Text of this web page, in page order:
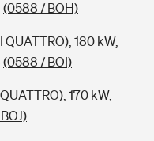
(0588 / BOH)
180 kW,
(0588 / BOI)
170 kW,